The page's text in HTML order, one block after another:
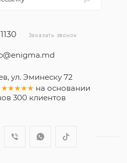
Заказать звонок
ул. Эминеску 72
★★★★★ на основании
300клиентов